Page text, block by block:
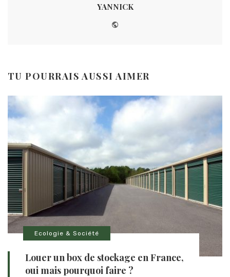
YANNICK
TU POURRAIS AUSSI AIMER
Ecologie & Société
Louer un box de stockage en France,
oui mais pourquoi faire ?